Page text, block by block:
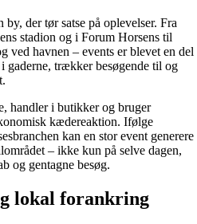
der tør satse på oplevelser. Fra
stadion og i Forum Horsens til
ved havnen – events er blevet en del
gaderne, trækker besøgende til og
handler i butikker og bruger
kædereaktion. Ifølge
kan en stor event generere
– ikke kun på selve dagen,
og gentagne besøg.
lokal forankring